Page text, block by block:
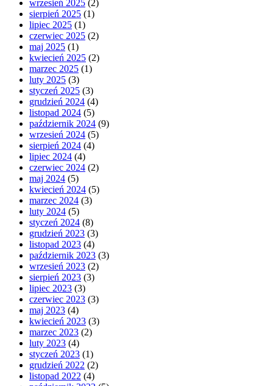
wrzesień 2025 (2)
sierpień 2025 (1)
lipiec 2025 (1)
czerwiec 2025 (2)
maj 2025 (1)
kwiecień 2025 (2)
marzec 2025 (1)
luty 2025 (3)
styczeń 2025 (3)
grudzień 2024 (4)
listopad 2024 (5)
październik 2024 (9)
wrzesień 2024 (5)
sierpień 2024 (4)
lipiec 2024 (4)
czerwiec 2024 (2)
maj 2024 (5)
kwiecień 2024 (5)
marzec 2024 (3)
luty 2024 (5)
styczeń 2024 (8)
grudzień 2023 (3)
listopad 2023 (4)
październik 2023 (3)
wrzesień 2023 (2)
sierpień 2023 (3)
lipiec 2023 (3)
czerwiec 2023 (3)
maj 2023 (4)
kwiecień 2023 (3)
marzec 2023 (2)
luty 2023 (4)
styczeń 2023 (1)
grudzień 2022 (2)
listopad 2022 (4)